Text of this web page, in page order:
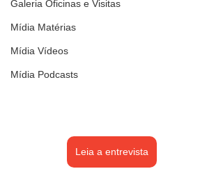
Galeria Oficinas e Visitas
Mídia Matérias
Mídia Vídeos
Mídia Podcasts
Leia a entrevista